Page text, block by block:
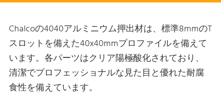
Chalcoの4040アルミニウム押出材は、標準8mmのT
スロットを備えた40x40mmプロファイルを備えて
います。各パーツはクリア陽極酸化されており、
清潔でプロフェッショナルな見た目と優れた耐腐
食性を備えています。